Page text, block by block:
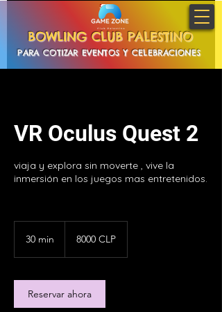
BOWLING CLUB PALESTINO
PARA COTIZAR EVENTOS Y CELEBRACIONES
VR Oculus Quest 2
viaja y explora sin moverte , vive la
inmersión en los juegos mas entretenidos.
30 min
m
i
n
chilenos
8000 CLP
Reservar ahora